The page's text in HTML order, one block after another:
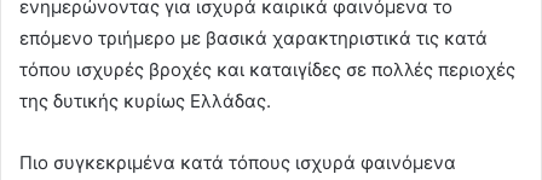
ενημερώνοντας για ισχυρά καιρικά φαινόμενα το
επόμενο τριήμερο με βασικά χαρακτηριστικά τις κατά
τόπου ισχυρές βροχές και καταιγίδες σε πολλές περιοχές
της δυτικής κυρίως Ελλάδας.
Πιο συγκεκριμένα κατά τόπους ισχυρά φαινόμενα